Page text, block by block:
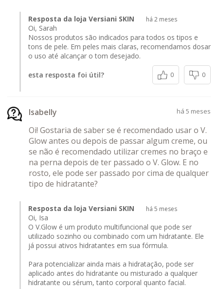
Resposta da loja Versiani SKIN há 2 meses
Oi, Sarah
Nossos produtos são indicados para todos os tipos e
tons de pele. Em peles mais claras, recomendamos dosar
o uso até alcançar o tom desejado.
esta resposta foi útil? 0 0
Isabelly há 5 meses
Oi! Gostaria de saber se é recomendado usar o V.
Glow antes ou depois de passar algum creme, ou
se não é recomendado utilizar cremes no braço e
na perna depois de ter passado o V. Glow. E no
rosto, ele pode ser passado por cima de qualquer
tipo de hidratante?
Resposta da loja Versiani SKIN há 5 meses
Oi, Isa
O V.Glow é um produto multifuncional que pode ser
utilizado sozinho ou combinado com um hidratante. Ele
já possui ativos hidratantes em sua fórmula.
Para potencializar ainda mais a hidratação, pode ser
aplicado antes do hidratante ou misturado a qualquer
hidratante ou sérum, tanto corporal quanto facial.